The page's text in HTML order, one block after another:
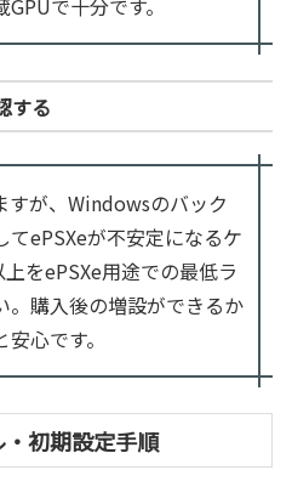
で十分です。
する
すが、Windowsのバック
ePSXeが不安定になるケ
をePSXe用途での最低ラ
。購入後の増設ができるか
心です。
初期設定手順